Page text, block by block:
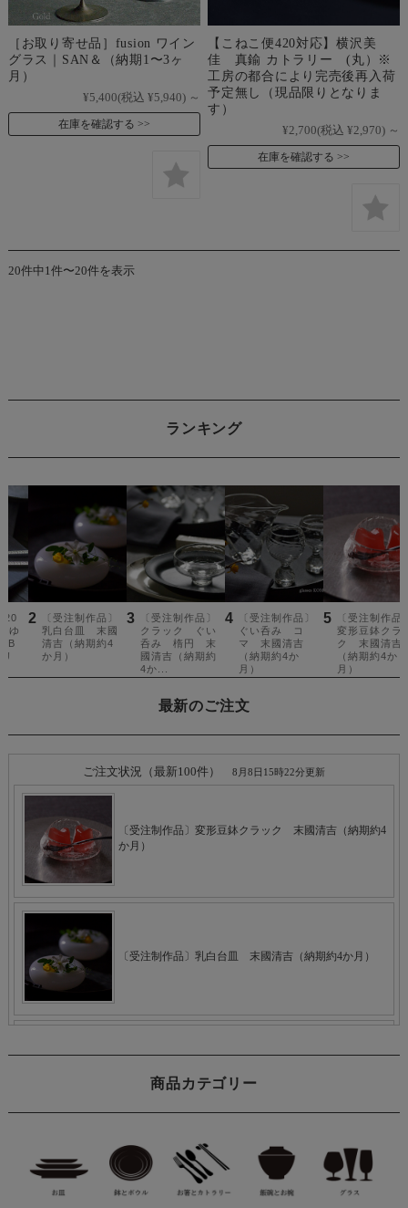
［お取り寄せ品］fusion ワイン
グラス｜SAN＆（納期1〜3ヶ
月）
¥5,400(税込 ¥5,940) ～
在庫を確認する
【こねこ便420対応】横沢美
佳 真鍮 カトラリー (丸）※
工房の都合により完売後再入荷
予定無し（現品限りとなりま
す）
¥2,700(税込 ¥2,970) ～
在庫を確認する
20件中1件〜20件を表示
ランキング
最新のご注文
商品カテゴリー